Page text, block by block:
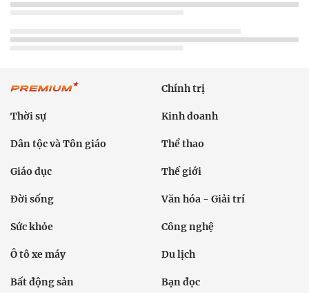
Chính trị
Thời sự Kinh doanh
Dân tộc và Tôn giáo Thể thao
Giáo dục Thế giới
Đời sống Văn hóa - Giải trí
Sức khỏe Công nghệ
Ô tô xe máy Du lịch
Bất động sản Bạn đọc